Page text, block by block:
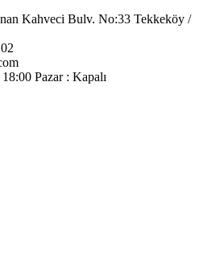
Kahveci Bulv. No:33 Tekkeköy /
Pazar : Kapalı